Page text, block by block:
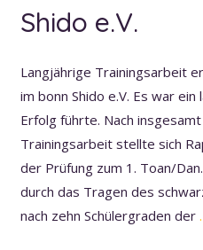
Shido e.V.
Langjährige Trainingsarbeit
im bonn Shido e.V. Es war
Erfolg führte. Nach
Trainingsarbeit stellte sich
der Prüfung zum 1. Toan/
durch das Tragen des
nach zehn Schülergraden der